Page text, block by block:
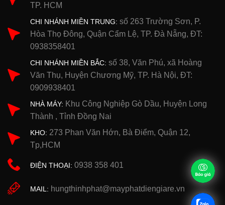
TP. HCM
CHI NHÁNH MIỀN TRUNG: số 263 Trường Sơn, P.
Hòa Thọ Đông, Quận Cẩm Lệ, TP. Đà Nẵng, ĐT:
0938358401
CHI NHÁNH MIỀN BẮC: số 38, Văn Phú, xã Hoàng
Văn Thụ, Huyện Chương Mỹ, TP. Hà Nội, ĐT:
0909938401
NHÀ MÁY: Khu Công Nghiệp Gò Dầu, Huyện Long
Thành , Tỉnh Đồng Nai
KHO: 273 Phan Văn Hớn, Bà Điểm, Quận 12,
Tp,HCM
ĐIỆN THOẠI: 0938 358 401
MAIL: hungthinhphat@mayphatdiengiare.vn